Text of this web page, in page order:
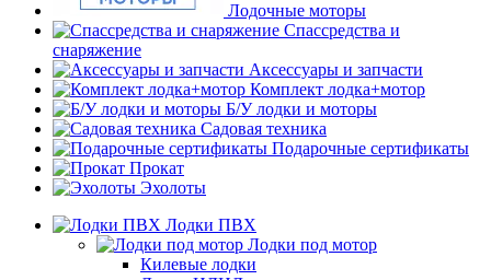
Лодочные моторы
Спассредства и
снаряжение
Аксессуары и запчасти
Комплект лодка+мотор
Б/У лодки и моторы
Садовая техника
Подарочные сертификаты
Прокат
Эхолоты
Лодки ПВХ
Лодки под мотор
Килевые лодки